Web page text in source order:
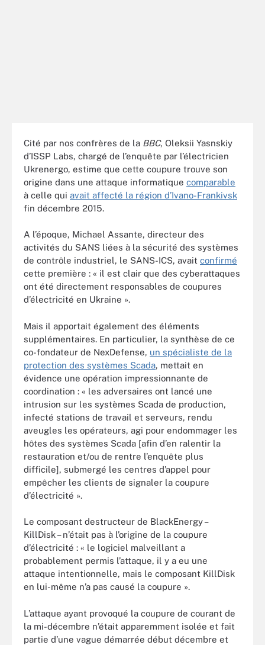
Cité par nos confrères de la BBC, Oleksii Yasnskiy
d’ISSP Labs, chargé de l’enquête par l’électricien
Ukrenergo, estime que cette coupure trouve son
origine dans une attaque informatique comparable
à celle qui avait affecté la région d’Ivano-Frankivsk
fin décembre 2015.
A l’époque, Michael Assante, directeur des
activités du SANS liées à la sécurité des systèmes
de contrôle industriel, le SANS-ICS, avait confirmé
cette première : « il est clair que des cyberattaques
ont été directement responsables de coupures
d’électricité en Ukraine ».
Mais il apportait également des éléments
supplémentaires. En particulier, la synthèse de ce
co-fondateur de NexDefense, un spécialiste de la
protection des systèmes Scada, mettait en
évidence une opération impressionnante de
coordination : « les adversaires ont lancé une
intrusion sur les systèmes Scada de production,
infecté stations de travail et serveurs, rendu
aveugles les opérateurs, agi pour endommager les
hôtes des systèmes Scada [afin d’en ralentir la
restauration et/ou de rentre l’enquête plus
difficile], submergé les centres d’appel pour
empêcher les clients de signaler la coupure
d’électricité ».
Le composant destructeur de BlackEnergy –
KillDisk – n’était pas à l’origine de la coupure
d’électricité : « le logiciel malveillant a
probablement permis l’attaque, il y a eu une
attaque intentionnelle, mais le composant KillDisk
en lui-même n’a pas causé la coupure ».
L’attaque ayant provoqué la coupure de courant de
la mi-décembre n’était apparemment isolée et fait
partie d’une vague démarrée début décembre et